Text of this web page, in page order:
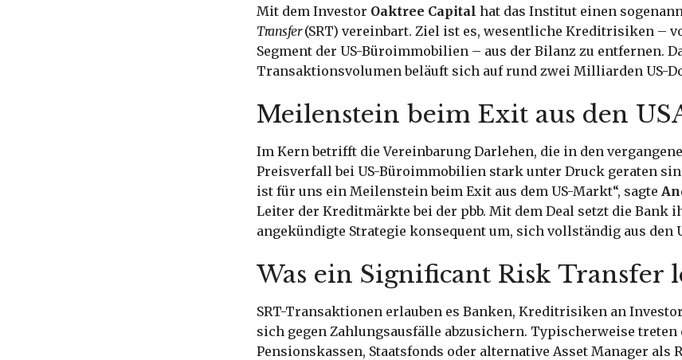
Mit dem Investor Oaktree Capital hat das Institut einen
Transfer(SRT) vereinbart. Ziel ist es, wesentliche Kreditrisiken –
Segment der US-Büroimmobilien – aus der Bilanz zu entfernen.
Transaktionsvolumen beläuft sich auf rund zwei Milliarden US-
Meilenstein beim Exit aus den
Im Kern betrifft die Vereinbarung Darlehen, die in den
Preisverfall bei US-Büroimmobilien stark unter Druck geraten
ist für uns ein Meilenstein beim Exit aus dem US-Markt“, sagte
Leiter der Kreditmärkte bei der pbb. Mit dem Deal setzt die Bank
angekündigte Strategie konsequent um, sich vollständig aus den
Was ein Significant Risk Transfer
SRT-Transaktionen erlauben es Banken, Kreditrisiken an
sich gegen Zahlungsausfälle abzusichern. Typischerweise treten
Pensionskassen, Staatsfonds oder alternative Asset Manager als